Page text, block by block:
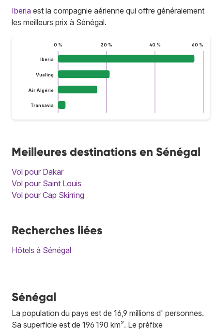
Iberia est la compagnie aérienne qui offre généralement
les meilleurs prix à Sénégal.
0 % 20 % 40 % 60 %
Iberia
Vueling
Air Algérie
Transavia
Meilleures destinations en Sénégal
Vol pour Dakar
Vol pour Saint Louis
Vol pour Cap Skirring
Recherches liées
Hôtels à Sénégal
Sénégal
La population du pays est de 16,9 millions d' personnes.
Sa superficie est de 196 190 km². Le préfixe